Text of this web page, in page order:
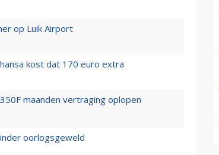
op Luik Airport
kost dat 170 euro extra
maanden vertraging oplopen
oorlogsgeweld